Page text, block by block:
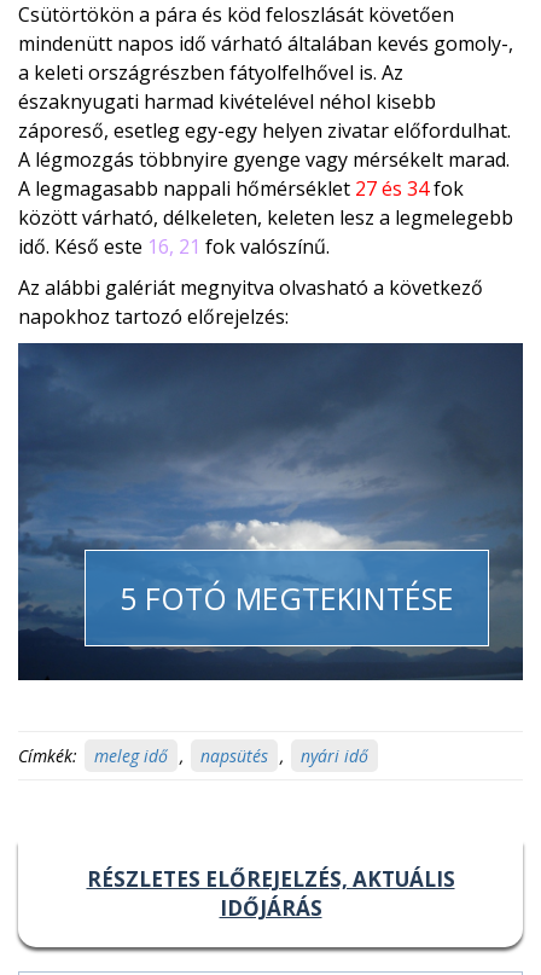
Csütörtökön a pára és köd feloszlását követően
mindenütt napos idő várható általában kevés gomoly-,
a keleti országrészben fátyolfelhővel is. Az
északnyugati harmad kivételével néhol kisebb
záporeső, esetleg egy-egy helyen zivatar előfordulhat.
A légmozgás többnyire gyenge vagy mérsékelt marad.
A legmagasabb nappali hőmérséklet 27 és 34fok
között várható, délkeleten, keleten lesz a legmelegebb
idő. Késő este 16, 21 fok valószínű.
Az alábbi galériát megnyitva olvasható a következő
napokhoz tartozó előrejelzés:
5 FOTÓ MEGTEKINTÉSE
Címkék: meleg idő , napsütés , nyári idő
RÉSZLETES ELŐREJELZÉS, AKTUÁLIS
IDŐJÁRÁS